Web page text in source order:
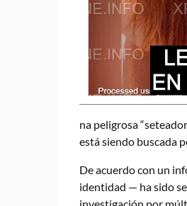
na peligrosa
está siendo buscada
De acuerdo con un
identidad — ha sido